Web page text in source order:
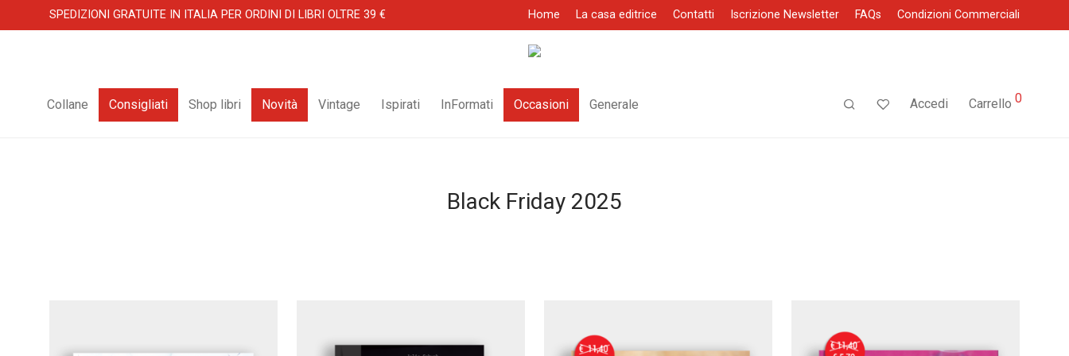
SPEDIZIONI GRATUITE IN ITALIA PER ORDINI DI LIBRI OLTRE 39 € Home La casa editrice Contatti Iscrizione Newsletter FAQs Condizioni Commerciali
Collane Consigliati Shop libri Novità Vintage Ispirati InFormati Occasioni Generale Accedi Carrello 0
Black Friday 2025